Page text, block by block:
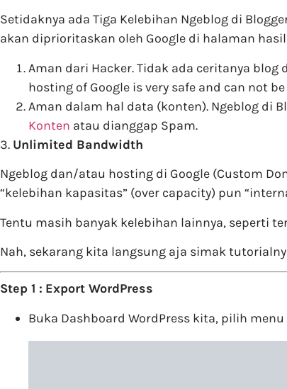
Setidaknya ada Tiga Kelebihan Ngeblog di
akan diprioritaskan oleh Google di halaman
Aman dari Hacker. Tidak ada ceritanya blog
hosting of Google is very safe and can not be
Aman dalam hal data (konten). Ngeblog di
Konten atau dianggap Spam.
3. Unlimited Bandwidth
Ngeblog dan/atau hosting di Google (Custom
“kelebihan kapasitas” (over capacity) pun
Tentu masih banyak kelebihan lainnya, seperti
Nah, sekarang kita langsung aja simak
Step 1 : Export WordPress
Buka Dashboard WordPress kita, pilih menu